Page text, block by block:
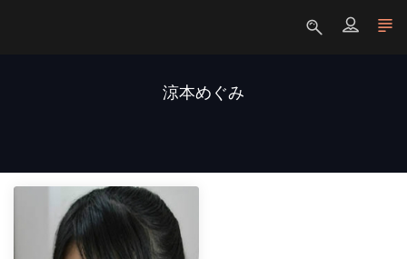
涼本めぐみ